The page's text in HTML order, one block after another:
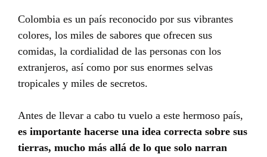
Colombia es un país reconocido por sus vibrantes
colores, los miles de sabores que ofrecen sus
comidas, la cordialidad de las personas con los
extranjeros, así como por sus enormes selvas
tropicales y miles de secretos.
Antes de llevar a cabo tu vuelo a este hermoso país,
es importante hacerse una idea correcta sobre sus
tierras, mucho más allá de lo que solo narran